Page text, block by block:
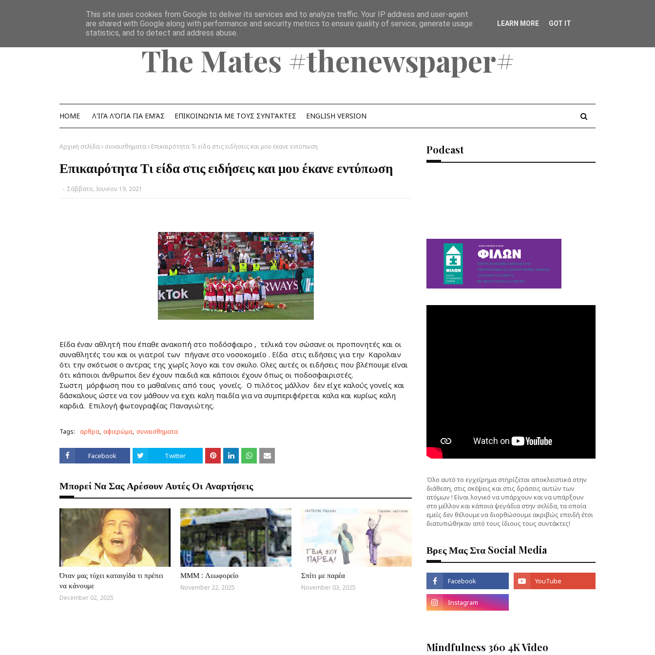
The Mates #thenewspaper#
HOME ΛΊΓΑ ΛΌΓΙΑ ΓΙΑ ΕΜΆΣ ΕΠΙΚΟΙΝΩΝΊΑ ΜΕ ΤΟΥΣ ΣΥΝΤΆΚΤΕΣ ENGLISH VERSION
Αρχική σελίδα συναισθηματα Επικαιρότητα Τι είδα στις ειδήσεις και μου έκανε εντύπωση
Επικαιρότητα Τι είδα στις ειδήσεις και μου έκανε εντύπωση
- Σάββατο, Ιουνίου 19, 2021
Είδα έναν αθλητή που έπαθε ανακοπή στο ποδόσφαιρο , τελικά τον σώσανε οι προπονητές και οι
συναθλητές του και οι γιατροί των πήγανε στο νοσοκομείο . Είδα στις ειδήσεις για την Καρολαιν
ότι την σκότωσε ο αντρας της χωρίς λογο και τον σκυλο. Ολες αυτές οι ειδήσεις που βλέπουμε είναι
ότι κάποιοι άνθρωποι δεν έχουν παιδιά και κάποιοι έχουν όπως οι ποδοσφαιριστές.
Σωστη μόρφωση που το μαθαίνεις από τους γονείς. Ο πιλότος μάλλον δεν είχε καλούς γονείς και
δάσκαλους ώστε να τον μάθουν να εχει καλη παιδία για να συμπεριφέρεται καλα και κυρίως καλη
καρδιά. Επιλογή φωτογραφίας Παναγιώτης.
Tags: αρθρα αφιερώμα συναισθηματα
Facebook Twitter
Μπορεί Να Σας Αρέσουν Αυτές Οι Αναρτήσεις
Όταν μας τύχει καταιγίδα τι πρέπει
να κάνουμε
December 02, 2025
ΜΜΜ : Λεωφορείο
November 22, 2025
Σπίτι με παρέα
November 03, 2025
Podcast
Όλο αυτό το εγχείρημα στηρίζεται αποκλειστικά στην
διάθεση, στις σκέψεις και στις δράσεις αυτών των
ατόμων ! Είναι λογικό να υπάρχουν και να υπάρξουν
στο μέλλον και κάποια ψεγάδια στην σελίδα, τα οποία
εμείς δεν θέλουμε να διορθώσουμε ακριβώς επειδή έτσι
διατυπώθηκαν από τους ίδιους τους συντάκτες!
Βρες Μας Στα Social Media
Mindfulness 360 4K Video
This site uses cookies from Google to deliver its services and to analyze traffic. Your IP address and user-agent
are shared with Google along with performance and security metrics to ensure quality of service, generate usage
statistics, and to detect and address abuse.
LEARN MORE GOT IT